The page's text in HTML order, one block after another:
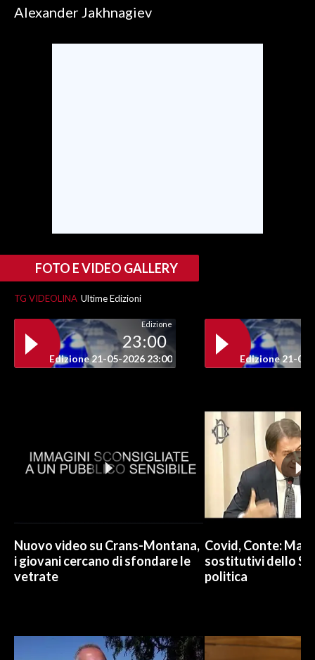
SARDI NEL MONDO
NECROLOGI
PUBBLICITÀ
SPIAGGE
Alexander Jakhnagiev
FOTO E VIDEO GALLERY
TG VIDEOLINA Ultime Edizioni
Edizione
23:00
Edizione 21-05-2026 23:00 Edizione 21-05-
Nuovo video su Crans-Montana,
i giovani cercano di sfondare le
vetrate
Covid, Conte: Mai
sostitutivi dello
politica